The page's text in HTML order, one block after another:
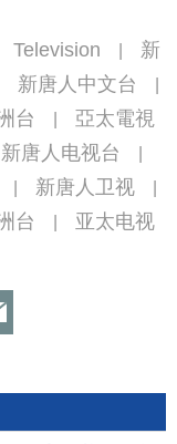
Television
新
新唐人中文台
台
亞太電視
新唐人电视台
新唐人卫视
台
亚太电视